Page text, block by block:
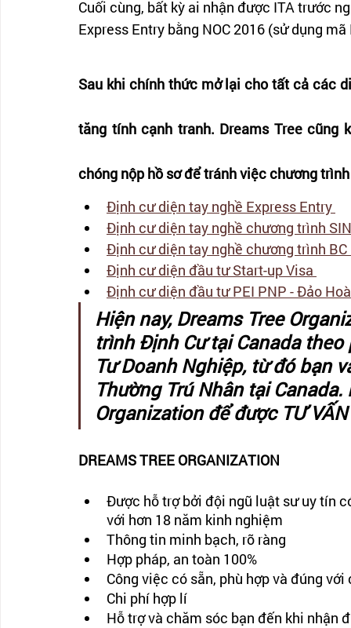
Cuối cùng, bất kỳ ai nhận được ITA trước
Express Entry bằng NOC 2016 (sử dụng
Sau khi chính thức mở lại cho tất cả các
tăng tính cạnh tranh. Dreams Tree cũng
chóng nộp hồ sơ để tránh việc chương
Định cư diện tay nghề Express Entry
Định cư diện tay nghề chương trình
Định cư diện tay nghề chương trình
Định cư diện đầu tư Start-up Visa
Định cư diện đầu tư PEI PNP - Đảo
Hiện nay, Dreams Tree
trình Định Cư tại Canada
Tư Doanh Nghiệp, từ đó bạn
Thường Trú Nhân tại
Organization để được TƯ
DREAMS TREE ORGANIZATION
Được hỗ trợ bởi đội ngũ luật sư uy tín
với hơn 18 năm kinh nghiệm
Thông tin minh bạch, rõ ràng
Hợp pháp, an toàn 100%
Công việc có sẵn, phù hợp và đúng
Chi phí hợp lí
Hỗ trợ và chăm sóc bạn đến khi nhận